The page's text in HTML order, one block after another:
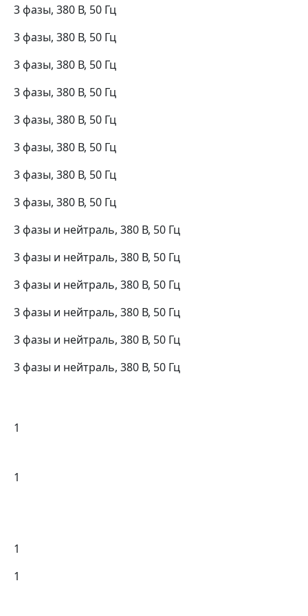
3 фазы, 380 В, 50 Гц
3 фазы, 380 В, 50 Гц
3 фазы, 380 В, 50 Гц
3 фазы, 380 В, 50 Гц
3 фазы, 380 В, 50 Гц
3 фазы, 380 В, 50 Гц
3 фазы, 380 В, 50 Гц
3 фазы, 380 В, 50 Гц
3 фазы и нейтраль, 380 В, 50 Гц
3 фазы и нейтраль, 380 В, 50 Гц
3 фазы и нейтраль, 380 В, 50 Гц
3 фазы и нейтраль, 380 В, 50 Гц
3 фазы и нейтраль, 380 В, 50 Гц
3 фазы и нейтраль, 380 В, 50 Гц
1
1
1
1